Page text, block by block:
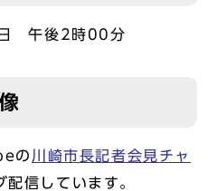
午後2時00分
の 川崎市長記者会見チャ
配信しています。